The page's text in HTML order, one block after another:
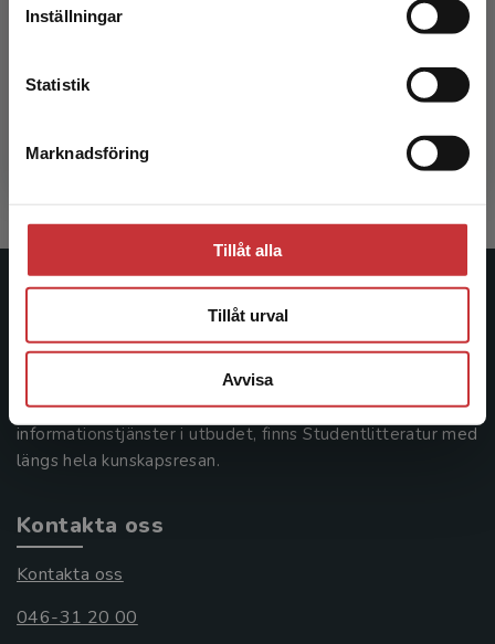
Inställningar
Statistik
Marknadsföring
Tillåt alla
Tillåt urval
Avvisa
Exkl. moms: 422 kr
Studentlitteratur
Studentlitteratur grundades 1963 och är idag Sveriges
ledande utbildningsförlag. Med läromedel, kurslitteratur,
facklitteratur, utbildningar och digitala
informationstjänster i utbudet, finns Studentlitteratur med
längs hela kunskapsresan.
Kontakta oss
Kontakta oss
046-31 20 00